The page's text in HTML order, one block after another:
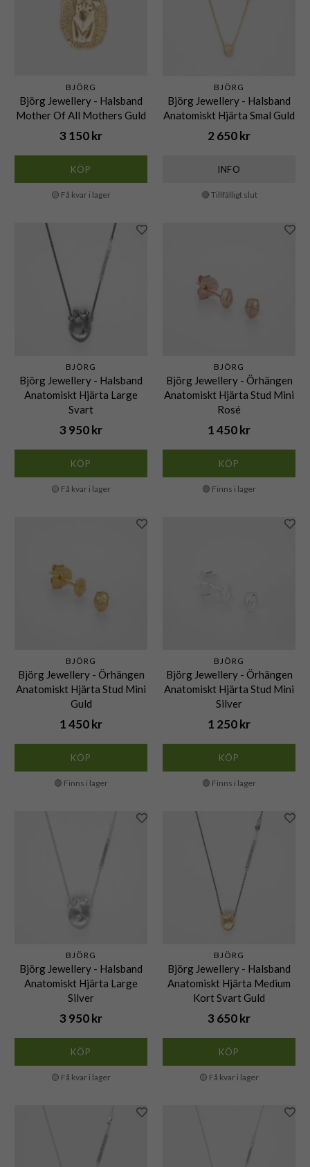
BJÖRG
Björg Jewellery - Halsband
Mother Of All Mothers Guld
3 150 kr
KÖP
🟡 Få kvar i lager
BJÖRG
Björg Jewellery - Halsband
Anatomiskt Hjärta Smal Guld
2 650 kr
INFO
🔴 Tillfälligt slut
BJÖRG
Björg Jewellery - Halsband
Anatomiskt Hjärta Large
Svart
3 950 kr
KÖP
🟡 Få kvar i lager
BJÖRG
Björg Jewellery - Örhängen
Anatomiskt Hjärta Stud Mini
Rosé
1 450 kr
KÖP
🟢 Finns i lager
BJÖRG
Björg Jewellery - Örhängen
Anatomiskt Hjärta Stud Mini
Guld
1 450 kr
KÖP
🟢 Finns i lager
BJÖRG
Björg Jewellery - Örhängen
Anatomiskt Hjärta Stud Mini
Silver
1 250 kr
KÖP
🟢 Finns i lager
BJÖRG
Björg Jewellery - Halsband
Anatomiskt Hjärta Large
Silver
3 950 kr
KÖP
🟡 Få kvar i lager
BJÖRG
Björg Jewellery - Halsband
Anatomiskt Hjärta Medium
Kort Svart Guld
3 650 kr
KÖP
🟡 Få kvar i lager